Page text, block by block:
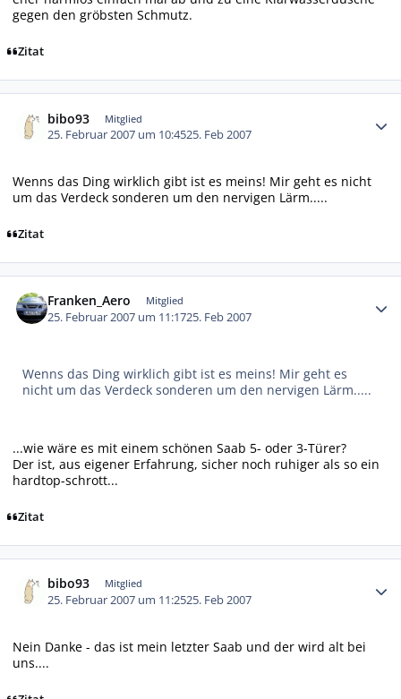
gegen den gröbsten Schmutz.
Zitat
bibo93 Mitglied
25. Februar 2007 um 10:4525. Feb 2007
Wenns das Ding wirklich gibt ist es meins! Mir geht es nicht
um das Verdeck sonderen um den nervigen Lärm.....
Zitat
Franken_Aero Mitglied
25. Februar 2007 um 11:1725. Feb 2007
Wenns das Ding wirklich gibt ist es meins! Mir geht es
nicht um das Verdeck sonderen um den nervigen Lärm.....
...wie wäre es mit einem schönen Saab 5- oder 3-Türer?
Der ist, aus eigener Erfahrung, sicher noch ruhiger als so ein
hardtop-schrott...
Zitat
bibo93 Mitglied
25. Februar 2007 um 11:2525. Feb 2007
Nein Danke - das ist mein letzter Saab und der wird alt bei
uns....